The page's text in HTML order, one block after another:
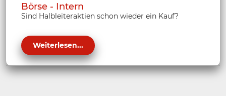
Börse - Intern
Sind Halbleiteraktien schon wieder ein Kauf?
Weiterlesen...